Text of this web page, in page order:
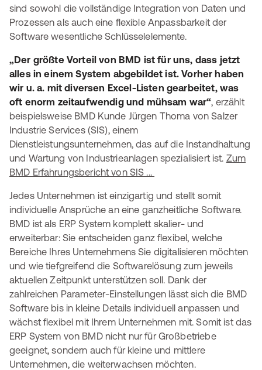
sind sowohl die vollständige Integration von Daten und
Prozessen als auch eine flexible Anpassbarkeit der
Software wesentliche Schlüsselelemente.
„Der größte Vorteil von BMD ist für uns, dass jetzt
alles in einem System abgebildet ist. Vorher haben
wir u. a. mit diversen Excel-Listen gearbeitet, was
oft enorm zeitaufwendig und mühsam war“, erzählt
beispielsweise BMD Kunde Jürgen Thoma von Salzer
Industrie Services (SIS), einem
Dienstleistungsunternehmen, das auf die Instandhaltung
und Wartung von Industrieanlagen spezialisiert ist. Zum
BMD Erfahrungsbericht von SIS ...
Jedes Unternehmen ist einzigartig und stellt somit
individuelle Ansprüche an eine ganzheitliche Software.
BMD ist als ERP System komplett skalier- und
erweiterbar: Sie entscheiden ganz flexibel, welche
Bereiche Ihres Unternehmens Sie digitalisieren möchten
und wie tiefgreifend die Softwarelösung zum jeweils
aktuellen Zeitpunkt unterstützen soll. Dank der
zahlreichen Parameter-Einstellungen lässt sich die BMD
Software bis in kleine Details individuell anpassen und
wächst flexibel mit Ihrem Unternehmen mit. Somit ist das
ERP System von BMD nicht nur für Großbetriebe
geeignet, sondern auch für kleine und mittlere
Unternehmen, die weiterwachsen möchten.